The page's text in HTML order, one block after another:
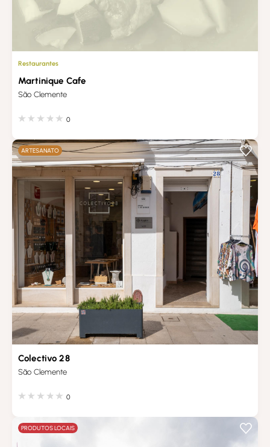
Restaurantes
Martinique Cafe
São Clemente
0
ARTESANATO
Colectivo 28
São Clemente
0
PRODUTOS LOCAIS